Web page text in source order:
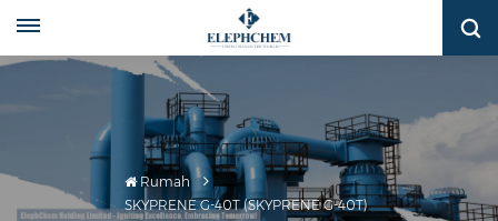
Rumah
SKYPRENE G-40T (SKYPRENE G-40T)